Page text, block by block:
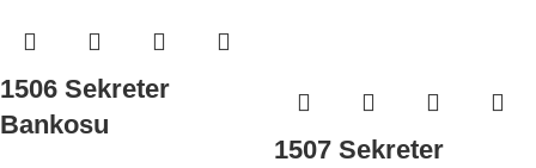
1506 Sekreter
Bankosu
1507 Sekreter